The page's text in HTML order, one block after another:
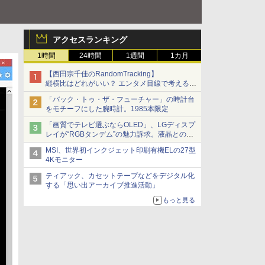
アクセスランキング
1時間 24時間 1週間 1カ月
【西田宗千佳のRandomTracking】
縦横比はどれがいい？ エンタメ目線で考える、
サムスン新「Galaxy Z Fold」
「バック・トゥ・ザ・フューチャー」の時計台
をモチーフにした腕時計。1985本限定
「画質でテレビ選ぶならOLED」、LGディスプ
レイが“RGBタンデム”の魅力訴求。液晶とのガ
チ比較も
MSI、世界初インクジェット印刷有機ELの27型
4Kモニター
ティアック、カセットテープなどをデジタル化
する「思い出アーカイブ推進活動」
もっと見る